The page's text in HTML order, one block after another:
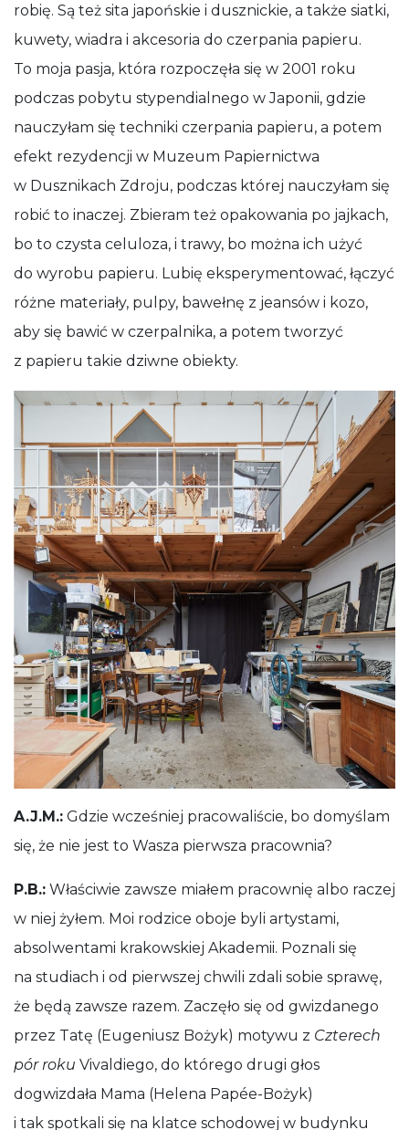
robię. Są też sita japońskie i dusznickie, a także siatki,
kuwety, wiadra i akcesoria do czerpania papieru.
To moja pasja, która rozpoczęła się w 2001 roku
podczas pobytu stypendialnego w Japonii, gdzie
nauczyłam się techniki czerpania papieru, a potem
efekt rezydencji w Muzeum Papiernictwa
w Dusznikach Zdroju, podczas której nauczyłam się
robić to inaczej. Zbieram też opakowania po jajkach,
bo to czysta celuloza, i trawy, bo można ich użyć
do wyrobu papieru. Lubię eksperymentować, łączyć
różne materiały, pulpy, bawełnę z jeansów i kozo,
aby się bawić w czerpalnika, a potem tworzyć
z papieru takie dziwne obiekty.
A.J.M.: Gdzie wcześniej pracowaliście, bo domyślam
się, że nie jest to Wasza pierwsza pracownia?
P.B.: Właściwie zawsze miałem pracownię albo raczej
w niej żyłem. Moi rodzice oboje byli artystami,
absolwentami krakowskiej Akademii. Poznali się
na studiach i od pierwszej chwili zdali sobie sprawę,
że będą zawsze razem. Zaczęło się od gwizdanego
przez Tatę (Eugeniusz Bożyk) motywu z Czterech
pór roku Vivaldiego, do którego drugi głos
dogwizdała Mama (Helena Papée-Bożyk)
i tak spotkali się na klatce schodowej w budynku